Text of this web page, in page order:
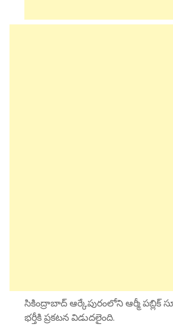
సికింద్రాబాద్ ఆర్కేపురంలోని ఆర్మీ పబ్లిక్
భర్తీకి ప్రకటన విడుదలైంది.